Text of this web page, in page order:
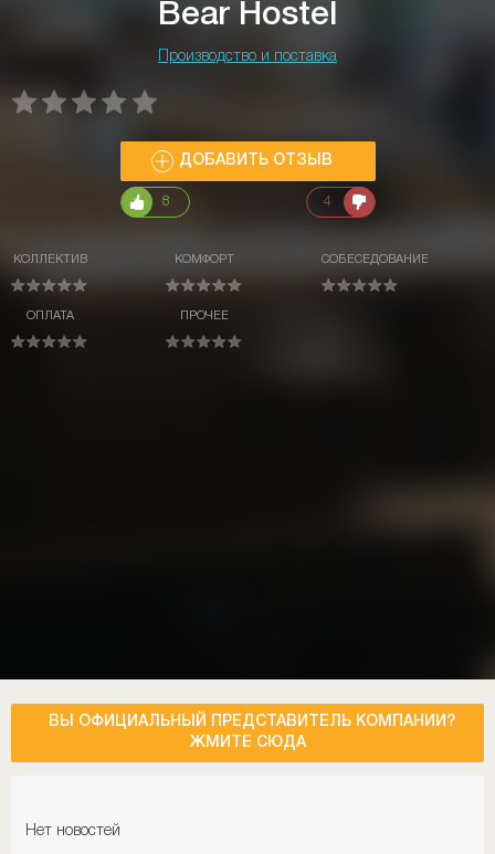
Bear Hostel
Производство и поставка
ДОБАВИТЬ ОТЗЫВ
8 4
КОЛЛЕКТИВ
ОПЛАТА
КОМФОРТ
ПРОЧЕЕ
СОБЕСЕДОВАНИЕ
ВЫ ОФИЦИАЛЬНЫЙ ПРЕДСТАВИТЕЛЬ КОМПАНИИ?
ЖМИТЕ СЮДА
Нет новостей